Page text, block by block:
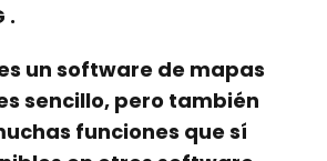
.
un software de mapas
sencillo, pero también
funciones que sí